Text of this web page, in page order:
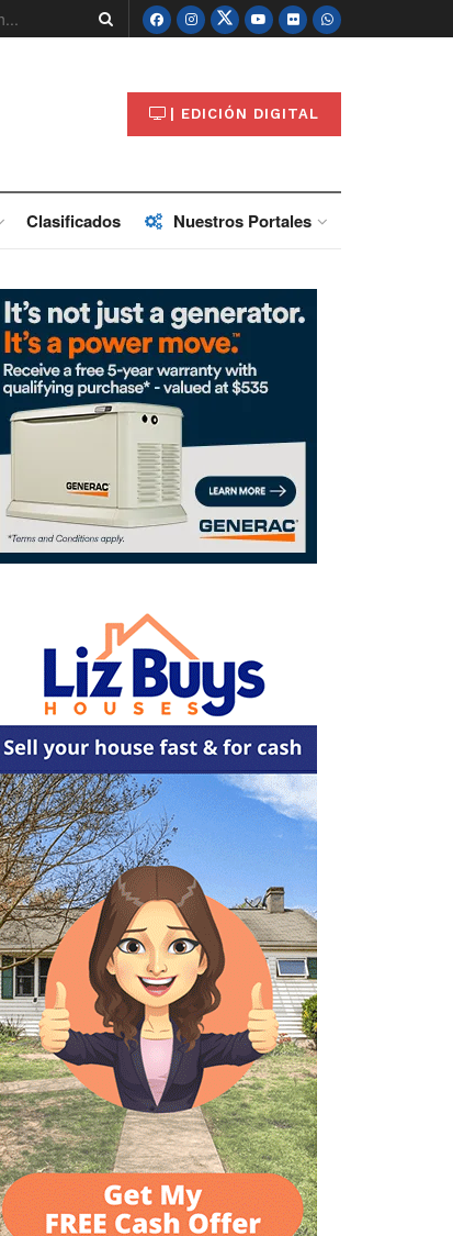
| EDICIÓN DIGITAL
Clasificados Nuestros Portales